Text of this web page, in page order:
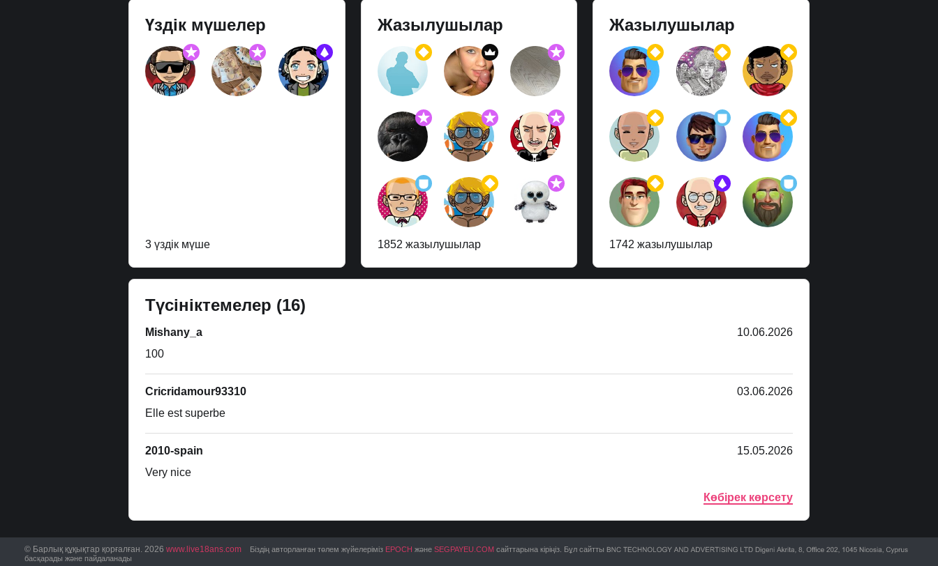
Үздік мүшелер
3 үздік мүше
Жазылушылар
1852 жазылушылар
Жазылушылар
1742 жазылушылар
Түсініктемелер (16)
Mishany_a
10.06.2026
100
Cricridamour93310
03.06.2026
Elle est superbe
2010-spain
15.05.2026
Very nice
Көбірек көрсету
© Барлық құқықтар қорғалған. 2026 www.live18ans.com Біздің авторланған төлем жүйелеріміз EPOCH және SEGPAYEU.COM сайттарына кіріңіз. Бұл сайтты
басқарады және пайдаланады